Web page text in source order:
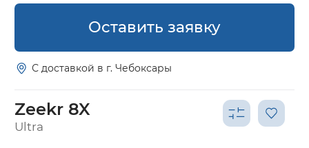
Оставить заявку
С доставкой в г. Чебоксары
Zeekr 8X
Ultra